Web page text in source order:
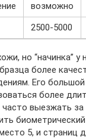
возможно
2500-5000
но “начинка” у
более
Его
более
часто выезжать
5, и страниц